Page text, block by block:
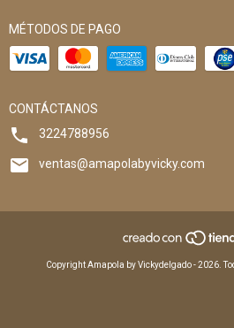
MÉTODOS DE PAGO
CONTÁCTANOS
3224788956
ventas@amapolabyvicky.com
Copyright Amapola by Vickydelgado - 2026.